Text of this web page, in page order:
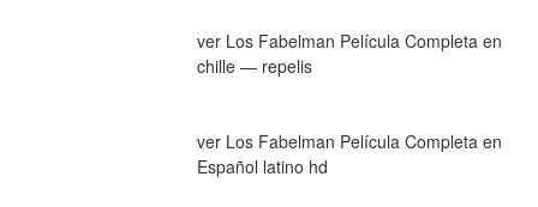
ver Los Fabelman Película Completa en
chille — repelis
ver Los Fabelman Película Completa en
Español latino hd